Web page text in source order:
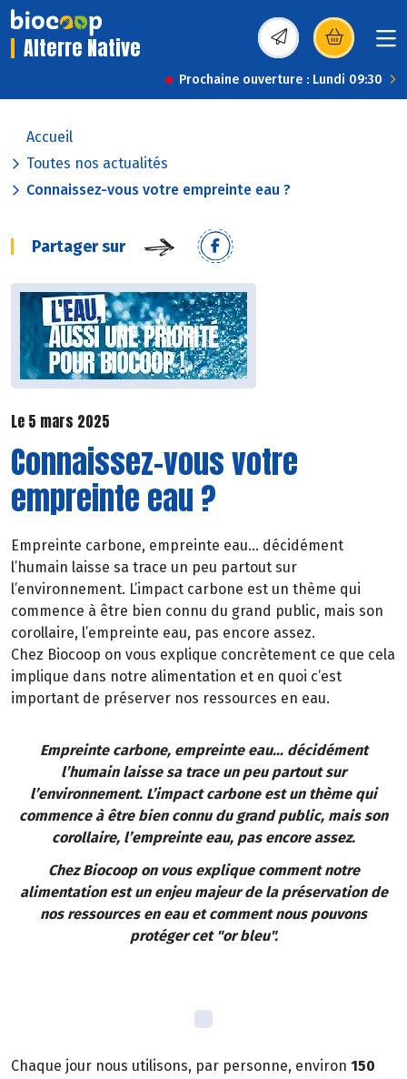
Alterre Native (s’ouvre dans une
Prochaine ouverture : Lundi 09:30
Accueil
Toutes nos actualités
Connaissez-vous votre empreinte eau ?
Partager sur
Le 5 mars 2025
Connaissez-vous votre
empreinte eau ?
Empreinte carbone, empreinte eau… décidément
l’humain laisse sa trace un peu partout sur
l’environnement. L’impact carbone est un thème qui
commence à être bien connu du grand public, mais son
corollaire, l’empreinte eau, pas encore assez.
Chez Biocoop on vous explique concrètement ce que cela
implique dans notre alimentation et en quoi c’est
important de préserver nos ressources en eau.
Empreinte carbone, empreinte eau… décidément
l’humain laisse sa trace un peu partout sur
l’environnement. L’impact carbone est un thème qui
commence à être bien connu du grand public, mais son
corollaire, l’empreinte eau, pas encore assez.
Chez Biocoop on vous explique comment notre
alimentation est un enjeu majeur de la préservation de
nos ressources en eau et comment nous pouvons
protéger cet "or bleu".
Chaque jour nous utilisons, par personne, environ 150